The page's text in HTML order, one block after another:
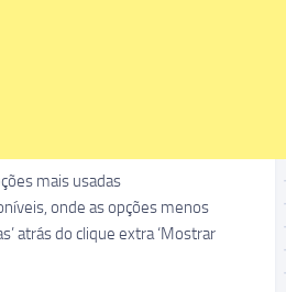
mais usadas
onde as opções menos
atrás do clique extra ‘Mostrar